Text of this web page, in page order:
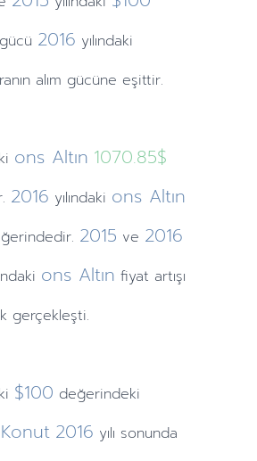
2016 yılındaki
alım gücüne eşittir.
ons Altın 1070.85$
2016 yılındaki ons Altın
2015 ve 2016
ons Altın fiyat artışı
gerçekleşti.
$100 değerindeki
Konut 2016 yılı sonunda